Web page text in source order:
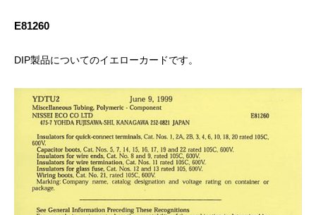
E81260
DIP製品についてのイエローカードです。